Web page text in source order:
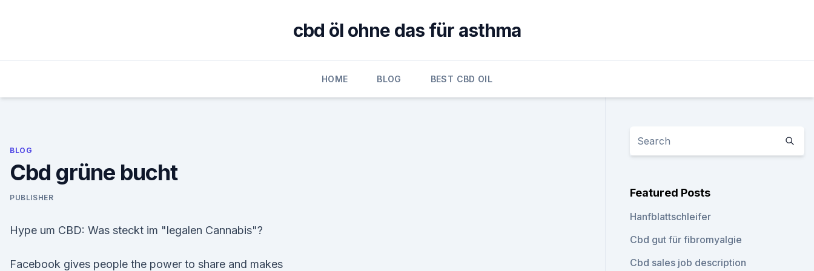
cbd öl ohne das für asthma
HOME BLOG BEST CBD OIL
BLOG
Cbd grüne bucht
PUBLISHER
Hype um CBD: Was steckt im "legalen Cannabis"?
Facebook gives people the power to share and makes
Featured Posts
Hanfblattschleifer
Cbd gut für fibromyalgie
Cbd sales job description